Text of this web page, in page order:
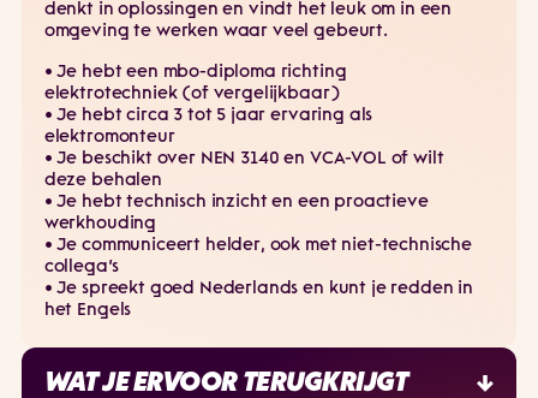
denkt in oplossingen en vindt het leuk om in een
omgeving te werken waar veel gebeurt.
• Je hebt een mbo-diploma richting
elektrotechniek (of vergelijkbaar)
• Je hebt circa 3 tot 5 jaar ervaring als
elektromonteur
• Je beschikt over NEN 3140 en VCA-VOL of wilt
deze behalen
• Je hebt technisch inzicht en een proactieve
werkhouding
• Je communiceert helder, ook met niet-technische
collega’s
• Je spreekt goed Nederlands en kunt je redden in
het Engels
WAT JE ERVOOR TERUGKRIJGT